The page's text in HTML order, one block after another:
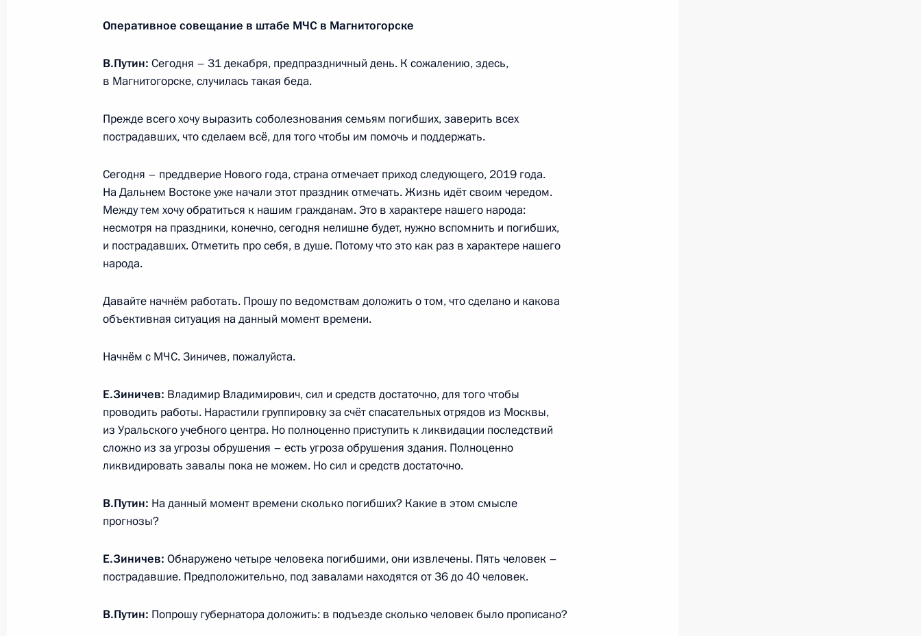
Встреча с главой компании «РусГидро» Николаем Шульгиновым
Встреча с Министром энергетики Александром Новаком
10 января 2019 года, 14:40 Москва, Кремль
4
Встреча с главой РАН Александром Сергеевым
4
8 января 2019 года, вторник
Совещание по вопросу создания культурно-образовательных
комплексов в субъектах Российской Федерации
8 января 2019 года, 16:30 Калининград
Ввод в эксплуатацию регазификационного терминала СПГ
31 декабря 2018 года, понедельник
Оперативное совещание в штабе МЧС в Магнитогорске
В.Путин: Сегодня – 31 декабря, предпраздничный день. К сожалению, здесь,
в Магнитогорске, случилась такая беда.
Прежде всего хочу выразить соболезнования семьям погибших, заверить всех
пострадавших, что сделаем всё, для того чтобы им помочь и поддержать.
Сегодня – преддверие Нового года, страна отмечает приход следующего, 2019 года.
На Дальнем Востоке уже начали этот праздник отмечать. Жизнь идёт своим чередом.
Между тем хочу обратиться к нашим гражданам. Это в характере нашего народа:
несмотря на праздники, конечно, сегодня нелишне будет, нужно вспомнить и погибших,
и пострадавших. Отметить про себя, в душе. Потому что это как раз в характере нашего
народа.
Давайте начнём работать. Прошу по ведомствам доложить о том, что сделано и какова
объективная ситуация на данный момент времени.
Начнём с МЧС. Зиничев, пожалуйста.
Е.Зиничев: Владимир Владимирович, сил и средств достаточно, для того чтобы
проводить работы. Нарастили группировку за счёт спасательных отрядов из Москвы,
из Уральского учебного центра. Но полноценно приступить к ликвидации последствий
сложно из за угрозы обрушения – есть угроза обрушения здания. Полноценно
ликвидировать завалы пока не можем. Но сил и средств достаточно.
В.Путин: На данный момент времени сколько погибших? Какие в этом смысле
прогнозы?
Е.Зиничев: Обнаружено четыре человека погибшими, они извлечены. Пять человек –
пострадавшие. Предположительно, под завалами находятся от 36 до 40 человек.
В.Путин: Попрошу губернатора доложить: в подъезде сколько человек было прописано?